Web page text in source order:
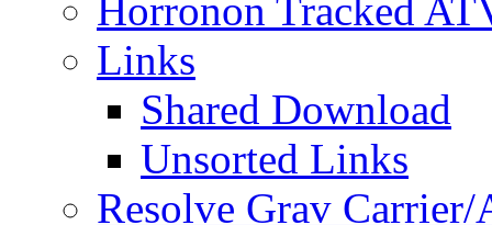
Horronon Tracked
Links
Shared Download
Unsorted Links
Resolve Grav Carrier/